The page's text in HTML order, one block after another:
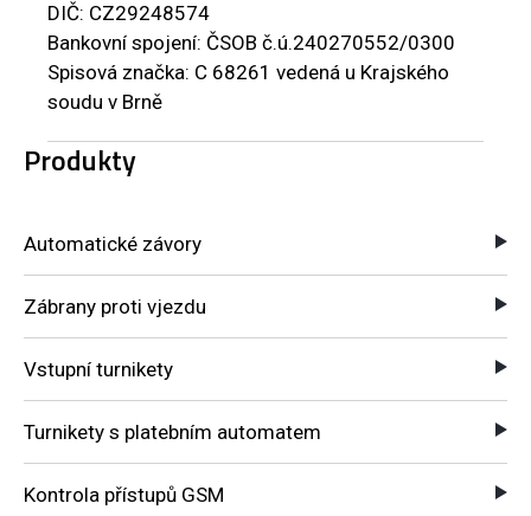
DIČ: CZ29248574
Bankovní spojení: ČSOB č.ú.240270552/0300
Spisová značka: C 68261 vedená u Krajského
soudu v Brně
Produkty
Automatické závory
Zábrany proti vjezdu
Vstupní turnikety
Turnikety s platebním automatem
Kontrola přístupů GSM